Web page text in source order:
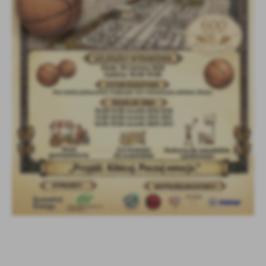
Firmy te działają w charakterze pośredników prezentujących nasze
treści w postaci wiadomości, ofert, komunikatów mediów
społecznościowych.